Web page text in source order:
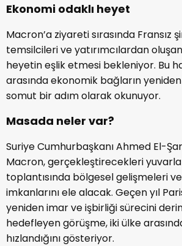
Ekonomi odaklı heyet
Macron’a ziyareti sırasında Fransız
temsilcileri ve yatırımcılardan
heyetin eşlik etmesi bekleniyor. Bu
arasında ekonomik bağların yeniden
somut bir adım olarak okunuyor.
Masada neler var?
Suriye Cumhurbaşkanı Ahmed El-
Macron, gerçekleştirecekleri
toplantısında bölgesel gelişmeleri
imkanlarını ele alacak. Geçen yıl
yeniden imar ve işbirliği sürecini
hedefleyen görüşme, iki ülke
hızlandığını gösteriyor.